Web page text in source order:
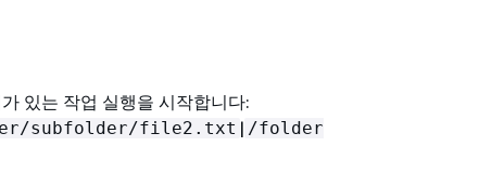
있는 작업 실행을 시작합니다:
subfolder/file2.txt | /folder